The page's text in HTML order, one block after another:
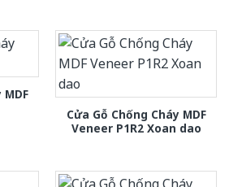
Cửa Gỗ Chống Cháy MDF
Veneer P1R2 Xoan dao